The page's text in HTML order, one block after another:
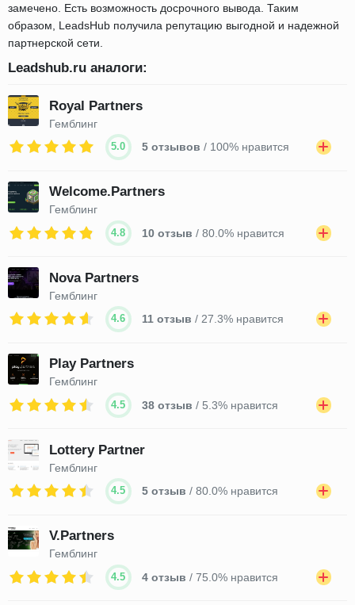
замечено. Есть возможность досрочного вывода. Таким
образом, LeadsHub получила репутацию выгодной и надежной
партнерской сети.
Leadshub.ru аналоги:
Royal Partners
Гемблинг
5.0 5 отзывов / 100% нравится
Welcome.Partners
Гемблинг
4.8 10 отзыв / 80.0% нравится
Nova Partners
Гемблинг
4.6 11 отзыв / 27.3% нравится
Play Partners
Гемблинг
4.5 38 отзыв / 5.3% нравится
Lottery Partner
Гемблинг
4.5 5 отзыв / 80.0% нравится
V.Partners
Гемблинг
4.5 4 отзыв / 75.0% нравится